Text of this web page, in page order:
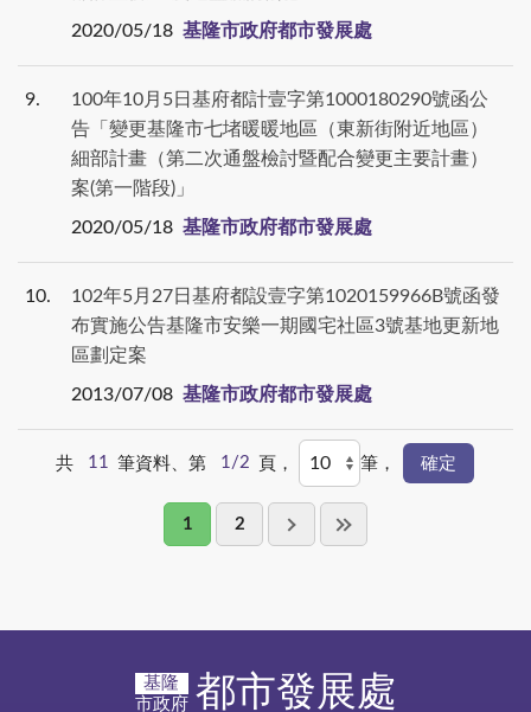
2020/05/18 基隆市政府都市發展處
9
100年10月5日基府都計壹字第1000180290號函公
告「變更基隆市七堵暖暖地區（東新街附近地區）
細部計畫（第二次通盤檢討暨配合變更主要計畫）
案(第一階段)」
2020/05/18 基隆市政府都市發展處
10
102年5月27日基府都設壹字第1020159966B號函發
布實施公告基隆市安樂一期國宅社區3號基地更新地
區劃定案
2013/07/08 基隆市政府都市發展處
共 11 筆資料、第 1/2 頁， 筆，
1 2
基隆
市政府 都市發展處